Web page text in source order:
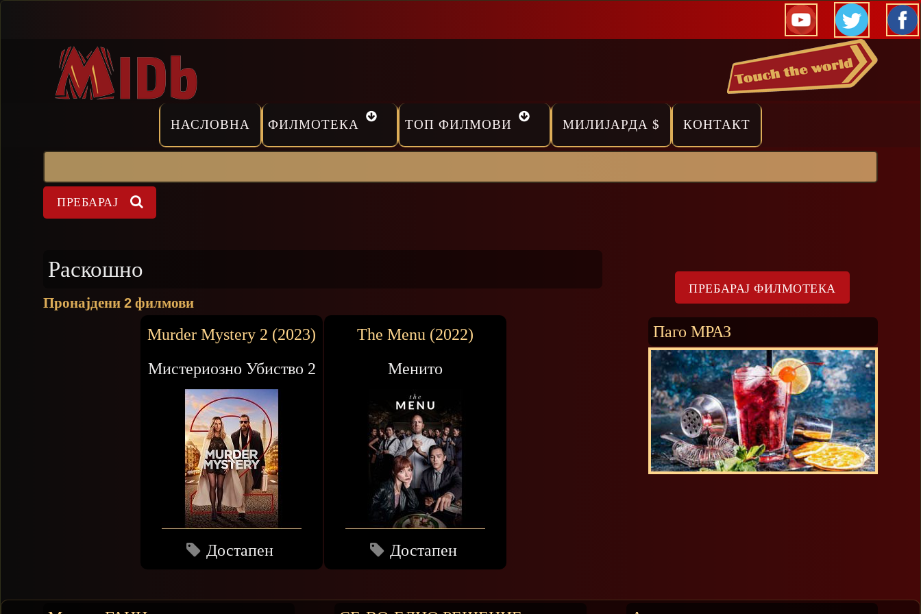
Прескокни
НАСЛОВНА ФИЛМОТЕКА ТОП ФИЛМОВИ МИЛИЈАРДА $ КОНТАКТ
Раскошно
Пронајдени 2 филмови
Murder Mystery 2 (2023)
Мистериозно Убиство 2
Достапен
The Menu (2022)
Менито
Достапен
Паго МРАЗ